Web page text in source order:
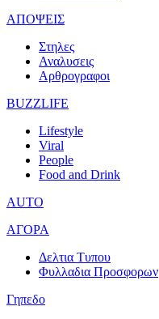
ΑΠΟΨΕΙΣ
Στηλες
Αναλυσεις
Αρθρογραφοι
BUZZLIFE
Lifestyle
Viral
People
Food and Drink
AUTO
ΑΓΟΡΑ
Δελτια Τυπου
Φυλλαδια Προσφορων
Γηπεδο